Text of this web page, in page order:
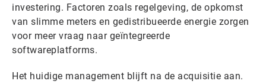
investering. Factoren zoals regelgeving, de opkomst
van slimme meters en gedistribueerde energie zorgen
voor meer vraag naar geïntegreerde
softwareplatforms.
Het huidige management blijft na de acquisitie aan.